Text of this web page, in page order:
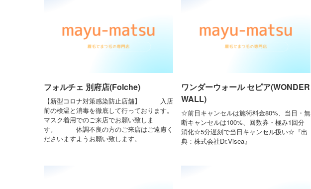
フォルチェ 別府店(Folche)
【新型コロナ対策感染防止店舗】 入店
前の検温と消毒を徹底して行っております。
マスク着用でのご来店でお願い致しま
す。 体調不良の方のご来店はご遠慮く
ださいますようお願い致します。
ワンダーウォール セピア(WONDER
WALL)
☆前日キャンセルは施術料金80%、当日・無
断キャンセルは100%、回数券・極み1回分
消化☆5分遅刻で当日キャンセル扱い☆『出
典：株式会社Dr.Visea』